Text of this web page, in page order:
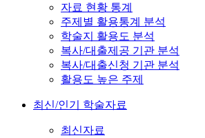
자료 현황 통계
주제별 활용통계 분석
학술지 활용도 분석
복사/대출제공 기관 분석
복사/대출신청 기관 분석
활용도 높은 주제
최신/인기 학술자료
최신자료